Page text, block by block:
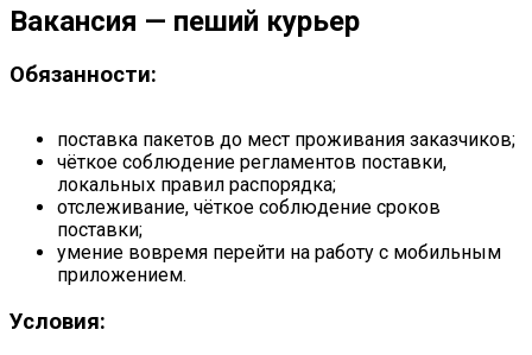
Вакансия — пеший курьер
Обязанности:
поставка пакетов до мест проживания заказчиков;
чёткое соблюдение регламентов поставки,
локальных правил распорядка;
отслеживание, чёткое соблюдение сроков
поставки;
умение вовремя перейти на работу с мобильным
приложением.
Условия: